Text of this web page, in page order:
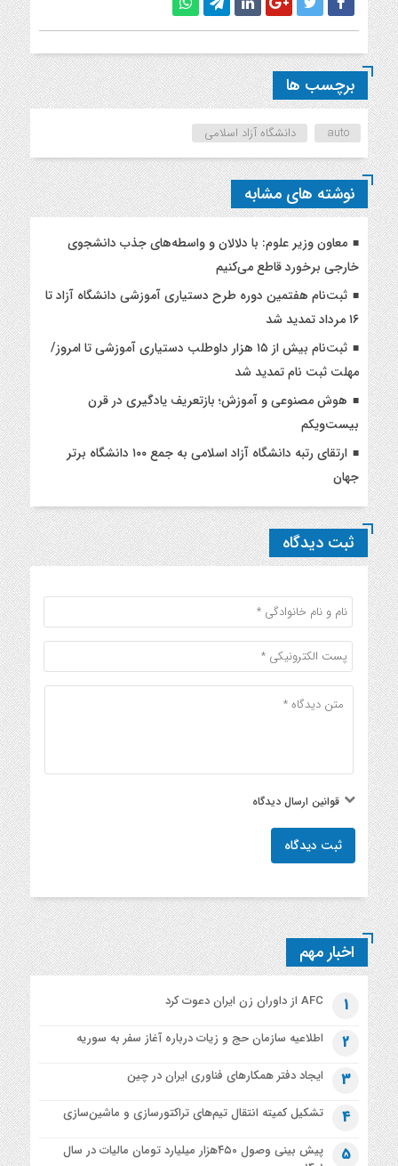
برچسب ها
auto دانشگاه آزاد اسلامی
نوشته های مشابه
معاون وزیر علوم: با دلالان و واسطه‌های جذب دانشجوی
خارجی برخورد قاطع می‌کنیم
ثبت‌نام هفتمین دوره طرح دستیاری آموزشی دانشگاه آزاد تا
۱۶ مرداد تمدید شد
ثبت‌نام بیش از ۱۵ هزار داوطلب دستیاری آموزشی تا امروز/
مهلت ثبت نام تمدید شد
هوش مصنوعی و آموزش؛ بازتعریف یادگیری در قرن
بیست‌ویکم
ارتقای رتبه دانشگاه آزاد اسلامی به جمع ۱۰۰ دانشگاه برتر
جهان
ثبت دیدگاه
قوانین ارسال دیدگاه
ثبت دیدگاه
اخبار مهم
1 AFC از داوران زن ایران دعوت کرد
2 اطلاعیه‌ سازمان حج و زیات درباره آغاز سفر به سوریه
3 ایجاد دفتر همکارهای فناوری ایران در چین
4 تشکیل کمیته انتقال تیم‌های تراکتورسازی و ماشین‌سازی
5
پیش بینی وصول ۴۵۰هزار میلیارد تومان مالیات در سال